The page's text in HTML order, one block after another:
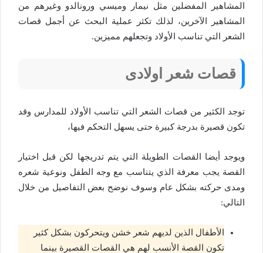
المشاهير المفضلين مثل نيمار وميسي ورونالدو وغيرهم من
المشاهير الآخرين، لذلك تكثر عملية البحث عن أجمل قصات
الشعر التي تناسب الأولاد وتجعلهم مميزين.
قصات شعر اولادى
توجد الكثير من قصات الشعر التي تناسب الأولاد للمدارس وقد
تكون قصيرة بدرجة كبيرة حتى يسهل التحكم فيها،
ويوجد أيضا القصات الطويلة التي يتم تدريجها لكن قبل اختيار
القصة يجب معرفة الذي يتناسب مع وجه الطفل ونوعية شعره
ومدى حركته بشكل عام وسوف نوضح بعض التفاصيل من خلال
التالي:
الأطفال الذين لديهم شعر خشن ويتحركون بشكل كثير
تكون القصة الأنسب لهم هي القصات القصيرة بينما